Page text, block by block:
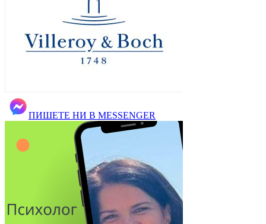
ПИШЕТЕ НИ В MESSENGER